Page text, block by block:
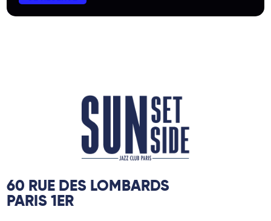
60 RUE DES LOMBARDS
PARIS 1ER